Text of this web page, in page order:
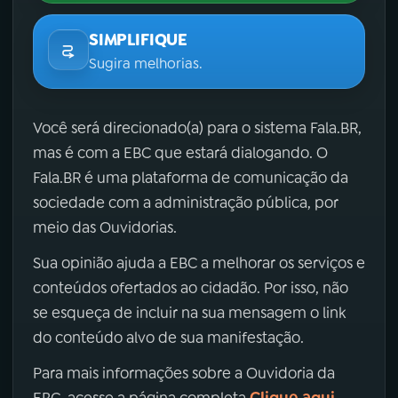
SIMPLIFIQUE
Sugira melhorias.
Você será direcionado(a) para o sistema Fala.BR,
mas é com a EBC que estará dialogando. O
Fala.BR é uma plataforma de comunicação da
sociedade com a administração pública, por
meio das Ouvidorias.
Sua opinião ajuda a EBC a melhorar os serviços e
conteúdos ofertados ao cidadão. Por isso, não
se esqueça de incluir na sua mensagem o link
do conteúdo alvo de sua manifestação.
Para mais informações sobre a Ouvidoria da